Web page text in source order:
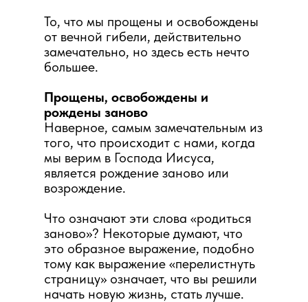
То, что мы прощены и освобождены
от вечной гибели, действительно
замечательно, но здесь есть нечто
большее.
Прощены, освобождены и
рождены заново
Наверное, самым замечательным из
того, что происходит с нами, когда
мы верим в Господа Иисуса,
является рождение заново или
возрождение.
Что означают эти слова «родиться
заново»? Некоторые думают, что
это образное выражение, подобно
тому как выражение «перелистнуть
страницу» означает, что вы решили
начать новую жизнь, стать лучше.